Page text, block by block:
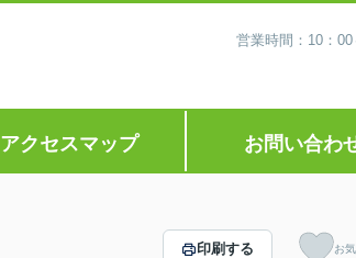
営業時間：10：
アクセスマップ お問い合わ
印刷する お